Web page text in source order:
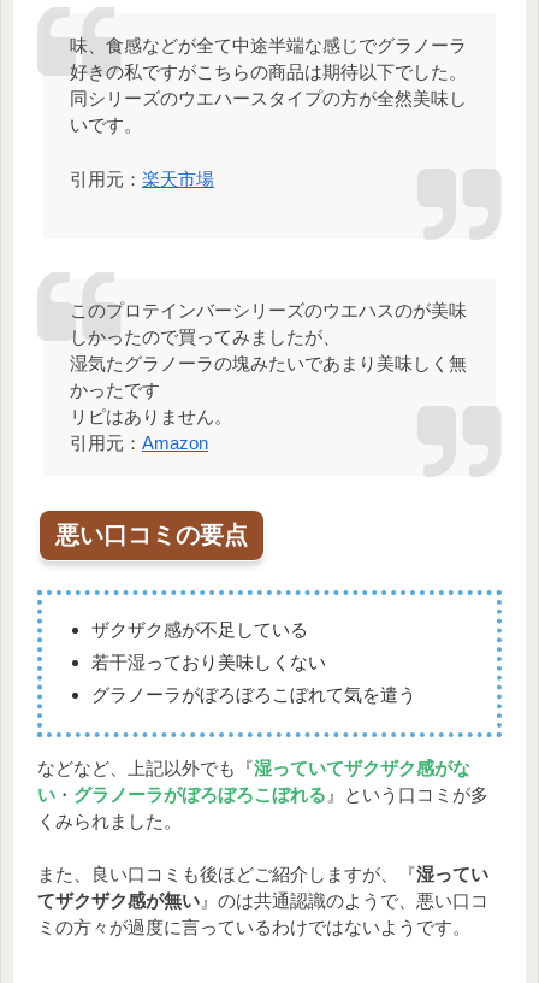
味、食感などが全て中途半端な感じでグラノーラ
好きの私ですがこちらの商品は期待以下でした。
同シリーズのウエハースタイプの方が全然美味し
いです。
引用元： 楽天市場
このプロテインバーシリーズのウエハスのが美味
しかったので買ってみましたが、
湿気たグラノーラの塊みたいであまり美味しく無
かったです
リピはありません。
引用元： Amazon
悪い口コミの要点
ザクザク感が不足している
若干湿っており美味しくない
グラノーラがぼろぼろこぼれて気を遣う
などなど、上記以外でも『湿っていてザクザク感がな
い ・ グラノーラがぼろぼろこぼれる 』という口コミが多
くみられました。
また、良い口コミも後ほどご紹介しますが、『湿ってい
てザクザク感が無い 』のは共通認識のようで、悪い口コ
ミの方々が過度に言っているわけではないようです。